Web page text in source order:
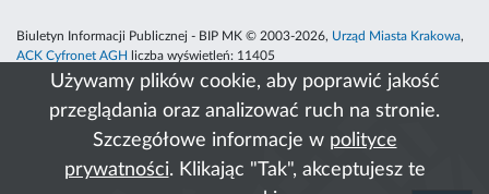
Używamy plików cookie, aby poprawić jakość
przeglądania oraz analizować ruch na stronie.
Szczegółowe informacje w polityce
prywatności. Klikając "Tak", akceptujesz te
Biuletyn Informacji Publicznej - BIP MK © 2003-2026, Urząd Miasta Krakowa,
ACK Cyfronet AGH
liczba wyświetleń: 11405